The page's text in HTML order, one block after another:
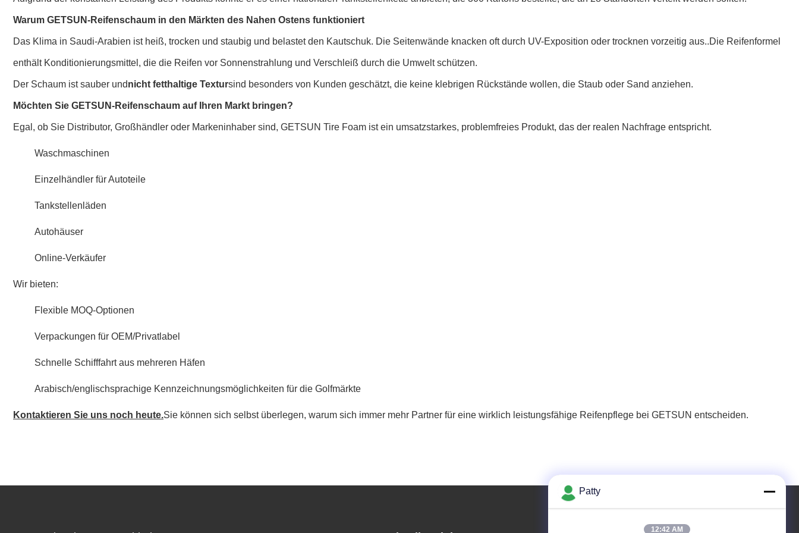
Warum GETSUN-Reifenschaum in den Märkten des Nahen Ostens funktioniert
Das Klima in Saudi-Arabien ist heiß, trocken und staubig und belastet den Kautschuk. Die Seitenwände knacken oft durch UV-Exposition oder trocknen vorzeitig aus..Die Reifenformel
enthält Konditionierungsmittel, die die Reifen vor Sonnenstrahlung und Verschleiß durch die Umwelt schützen.
Der Schaum ist sauber undnicht fetthaltige Textursind besonders von Kunden geschätzt, die keine klebrigen Rückstände wollen, die Staub oder Sand anziehen.
Möchten Sie GETSUN-Reifenschaum auf Ihren Markt bringen?
Egal, ob Sie Distributor, Großhändler oder Markeninhaber sind, GETSUN Tire Foam ist ein umsatzstarkes, problemfreies Produkt, das der realen Nachfrage entspricht.
Waschmaschinen
Einzelhändler für Autoteile
Tankstellenläden
Autohäuser
Online-Verkäufer
Wir bieten:
Flexible MOQ-Optionen
Verpackungen für OEM/Privatlabel
Schnelle Schifffahrt aus mehreren Häfen
Arabisch/englischsprachige Kennzeichnungsmöglichkeiten für die Golfmärkte
Kontaktieren Sie uns noch heute.Sie können sich selbst überlegen, warum sich immer mehr Partner für eine wirklich leistungsfähige Reifenpflege bei GETSUN entscheiden.
Patty
12:42 AM